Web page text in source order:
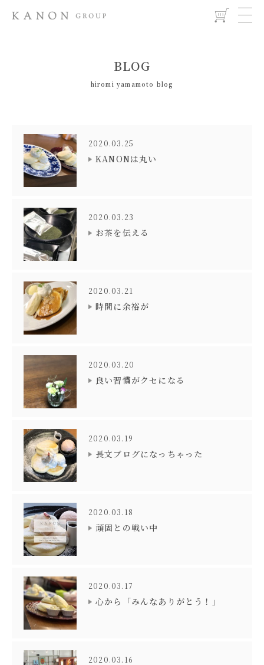
BLOG
hiromi yamamoto blog
2020.03.25
KANONは丸い
2020.03.23
お茶を伝える
2020.03.21
時間に余裕が
2020.03.20
良い習慣がクセになる
2020.03.19
長文ブログになっちゃった
2020.03.18
頑固との戦い中
2020.03.17
心から「みんなありがとう！」
2020.03.16